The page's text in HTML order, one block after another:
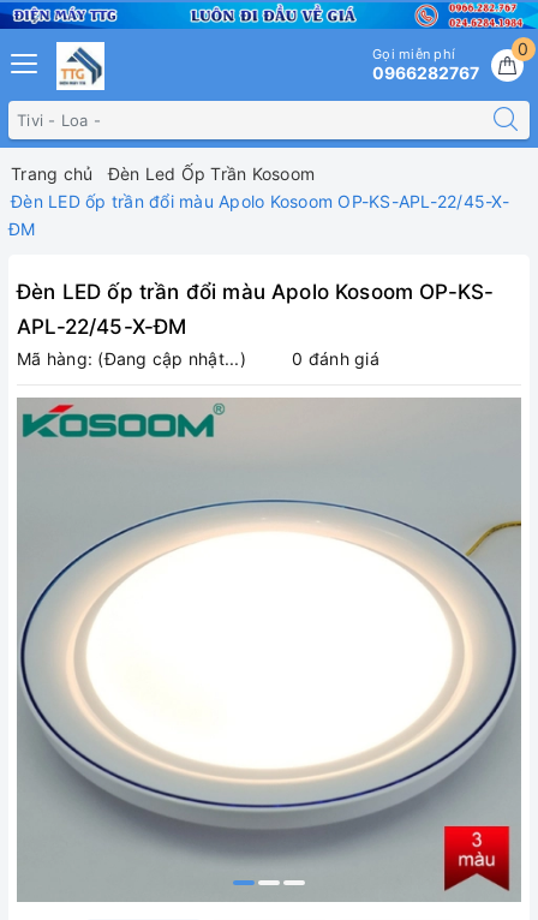
0
Gọi miễn phí
0966282767
Trang chủ
Đèn Led Ốp Trần Kosoom
Đèn LED ốp trần đổi màu Apolo Kosoom OP-KS-APL-22/45-X-
ĐM
Đèn LED ốp trần đổi màu Apolo Kosoom OP-KS-
APL-22/45-X-ĐM
Mã hàng: (Đang cập nhật...) 0 đánh giá